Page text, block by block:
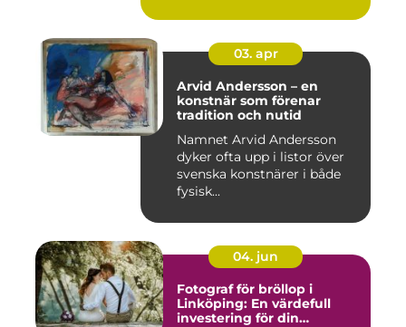
03. apr
Arvid Andersson – en
konstnär som förenar
tradition och nutid
Namnet Arvid Andersson
dyker ofta upp i listor över
svenska konstnärer i både
fysisk...
04. jun
Fotograf för bröllop i
Linköping: En värdefull
investering för din